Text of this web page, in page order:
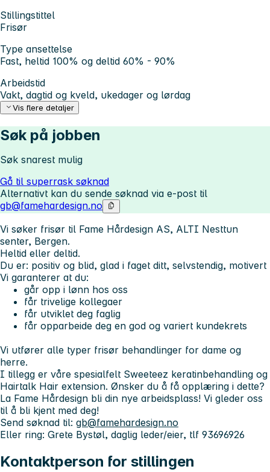
Stillingstittel
Frisør
Type ansettelse
Fast, heltid 100% og deltid 60% - 90%
Arbeidstid
Vakt, dagtid og kveld, ukedager og lørdag
Vis flere detaljer
Søk på jobben
Søk snarest mulig
Gå til superrask søknad
Alternativt kan du sende søknad via e-post til
gb@famehardesign.no
Vi søker frisør til Fame Hårdesign AS, ALTI Nesttun
senter, Bergen.
Heltid eller deltid.
Du er: positiv og blid, glad i faget ditt, selvstendig, motivert
Vi garanterer at du:
går opp i lønn hos oss
får trivelige kollegaer
får utviklet deg faglig
får opparbeide deg en god og variert kundekrets
Vi utfører alle typer frisør behandlinger for dame og
herre.
I tillegg er våre spesialfelt Sweeteez keratinbehandling og
Hairtalk Hair extension. Ønsker du å få opplæring i dette?
La Fame Hårdesign bli din nye arbeidsplass! Vi gleder oss
til å bli kjent med deg!
Send søknad til: gb@famehardesign.no
Eller ring: Grete Bystøl, daglig leder/eier, tlf 93696926
Kontaktperson for stillingen